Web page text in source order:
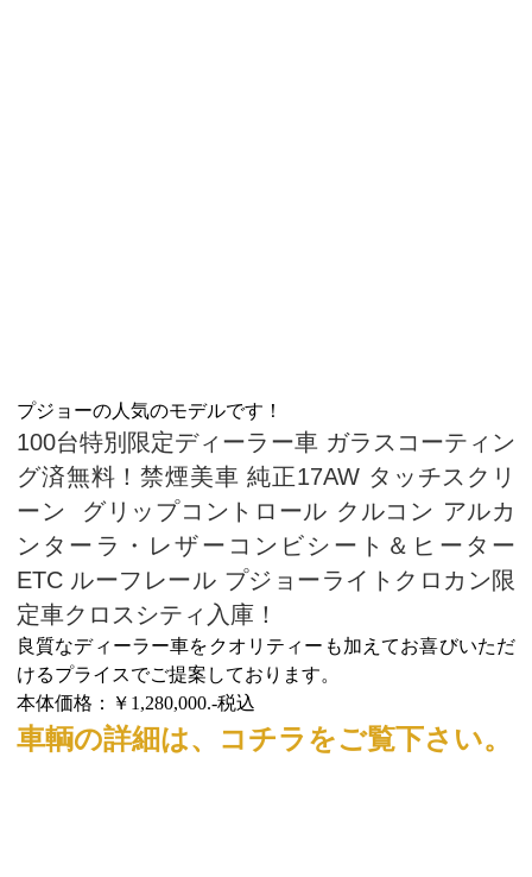
プジョーの人気のモデルです！
100台特別限定ディーラー車 ガラスコーティン
グ済無料！禁煙美車 純正17AW タッチスクリ
ーン グリップコントロール クルコン アルカ
ンターラ・レザーコンビシート＆ヒーター
ETC ルーフレール プジョーライトクロカン限
定車クロスシティ入庫！
良質なディーラー車をクオリティーも加えてお喜びいただ
けるプライスでご提案しております。
本体価格：￥1,280,000.-税込
車輌の詳細は、コチラをご覧下さい。